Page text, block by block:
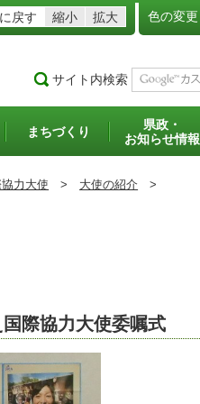
戻す 縮小 拡大 色の変更
サイト内検索
まちづくり
県政・
お知らせ情報
力大使 > 大使の紹介 >
際協力大使委嘱式